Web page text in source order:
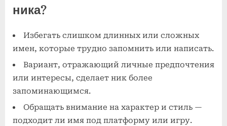
ника?
Избегать слишком длинных или сложных
имен, которые трудно запомнить или написать.
Вариант, отражающий личные предпочтения
или интересы, сделает ник более
запоминающимся.
Обращать внимание на характер и стиль —
подходит ли имя под платформу или игру.